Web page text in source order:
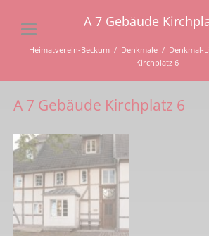
A 7 Gebäude
Heimatverein-Beckum Denkmale Denkmal-
Kirchplatz 6
A 7 Gebäude Kirchplatz 6